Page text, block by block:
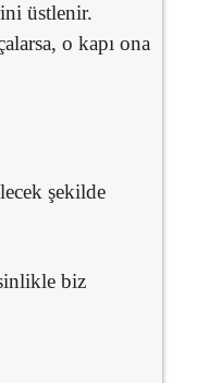
üstlenir.
o kapı ona
şekilde
biz